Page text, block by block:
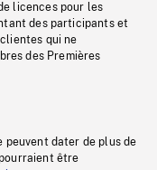
licences pour les
des participants et
qui ne
des Premières
peuvent dater de plus de
être